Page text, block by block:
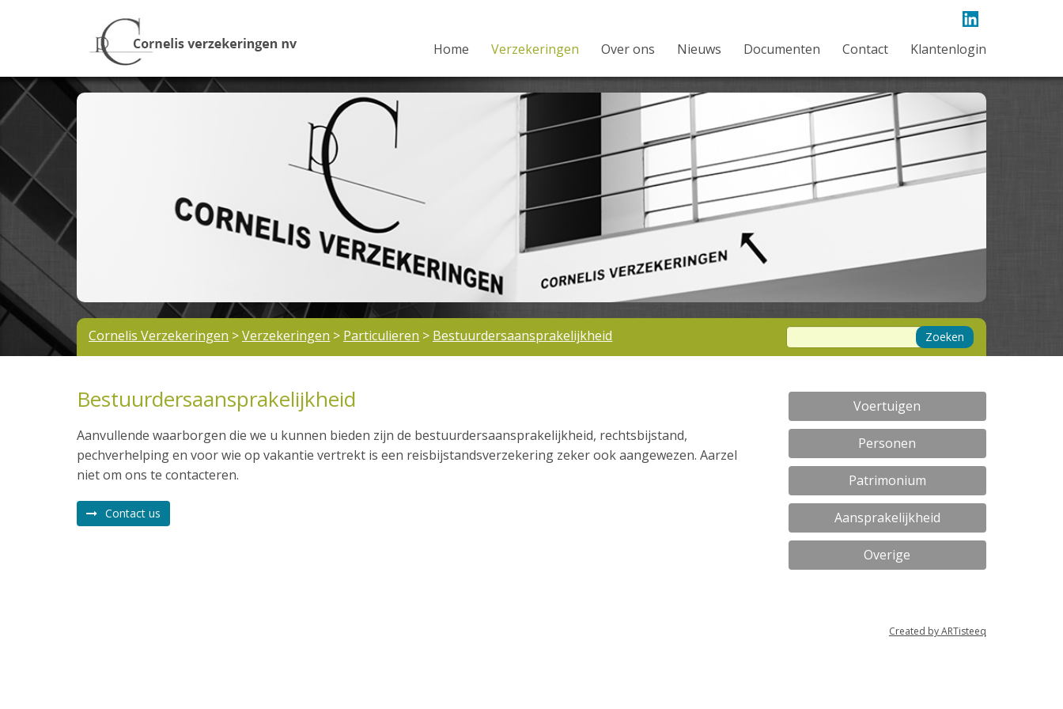
Home Verzekeringen Over ons Nieuws Documenten Contact Klantenlogin
Cornelis Verzekeringen >Verzekeringen > Particulieren > Bestuurdersaansprakelijkheid Zoeken
Bestuurdersaansprakelijkheid
Aanvullende waarborgen die we u kunnen bieden zijn de bestuurdersaansprakelijkheid, rechtsbijstand,
pechverhelping en voor wie op vakantie vertrekt is een reisbijstandsverzekering zeker ook aangewezen. Aarzel
niet om ons te contacteren.
Contact us
Voertuigen
Personen
Patrimonium
Aansprakelijkheid
Overige
Created by ARTisteeq